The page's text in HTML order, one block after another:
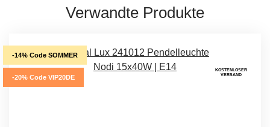
Verwandte Produkte
-14% Code SOMMER
-20% Code VIP20DE
KOSTENLOSER
VERSAND